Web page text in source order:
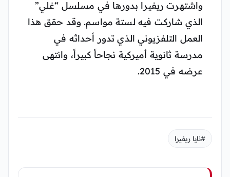
واشتهرت ريفيرا بدورها في مسلسل “غلي”
الذي شاركت فيه لستة مواسم. وقد حقق هذا
العمل التلفزيوني الذي تدور أحداثه في
مدرسة ثانوية أميركية نجاحاً كبيراً، وانتهى
عرضه في 2015.
#نايا ريفيرا